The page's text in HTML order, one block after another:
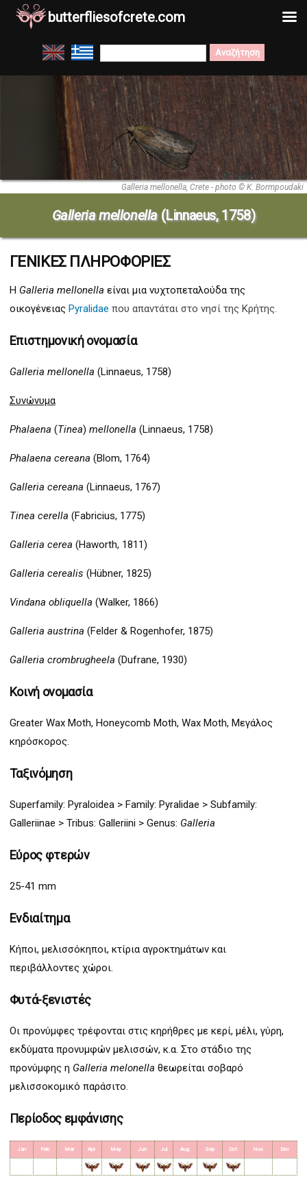
Μετάβαση
στο
περιεχόμενο
Search
for:
Galleria mellonella, Crete - photo © K. Bormpoudaki
Galleria mellonella(Linnaeus, 1758)
ΓΕΝΙΚΕΣ ΠΛΗΡΟΦΟΡΙΕΣ
Η Galleria mellonella είναι μια νυχτοπεταλούδα της
οικογένειας Pyralidae που απαντάται στο νησί της Κρήτης.
Επιστημονική ονομασία
Galleria mellonella (Linnaeus, 1758)
Συνώνυμα
Phalaena (Tinea) mellonella (Linnaeus, 1758)
Phalaena cereana (Blom, 1764)
Galleria cereana (Linnaeus, 1767)
Tinea cerella (Fabricius, 1775)
Galleria cerea (Haworth, 1811)
Galleria cerealis (Hübner, 1825)
Vindana obliquella (Walker, 1866)
Galleria austrina (Felder & Rogenhofer, 1875)
Galleria crombrugheela (Dufrane, 1930)
Κοινή ονομασία
Greater Wax Moth, Honeycomb Moth, Wax Moth, Μεγάλος
κηρόσκορος.
Ταξινόμηση
Superfamily: Pyraloidea > Family: Pyralidae > Subfamily:
Galleriinae > Tribus: Galleriini > Genus: Galleria
Εύρος φτερών
25-41 mm
Ενδιαίτημα
Κήποι, μελισσόκηποι, κτίρια αγροκτημάτων και
περιβάλλοντες χώροι.
Φυτά-ξενιστές
Οι προνύμφες τρέφονται στις κηρήθρες με κερί, μέλι, γύρη,
εκδύματα προνυμφών μελισσών, κ.α. Στο στάδιο της
προνύμφης η Galleria melonella θεωρείται σοβαρό
μελισσοκομικό παράσιτο.
Περίοδος εμφάνισης
Jan Feb Mar Apr May Jun Jul Aug Sep Oct Nov Dec
butterfliesofcrete.com